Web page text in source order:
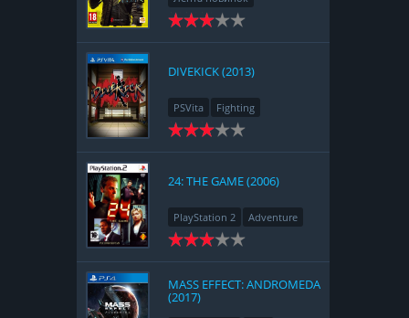
PlayStation 4
DIVEKICK (2013)
PSVita Fighting
24: THE GAME (2006)
PlayStation 2 Adventure
MASS EFFECT: ANDROMEDA
(2017)